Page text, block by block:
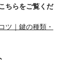
ちらをご覧くだ
ツ｜鍵の種類・